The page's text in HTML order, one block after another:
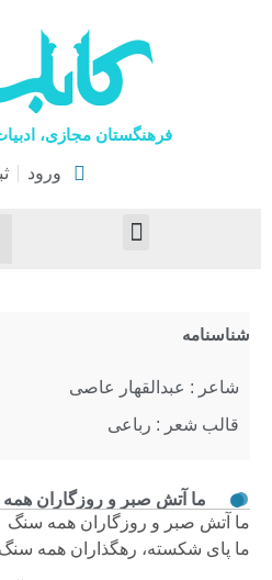
فرهنگستان مجازی،
ورود
ما آتش صبر و روزگاران
ما آتش صبر و روزگاران همه سنگ
ما پای شکسته، رهگذاران همه سنگ
شناسنامه
شاعر : عبدالقهار عاصی
قالب شعر : رباعی